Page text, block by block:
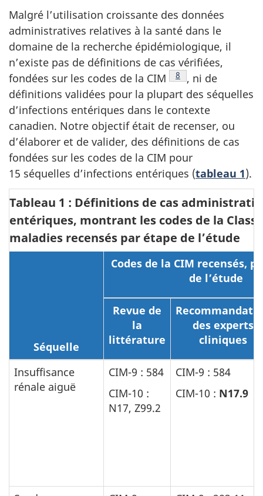
Malgré l’utilisation croissante des données
administratives relatives à la santé dans le
domaine de la recherche épidémiologique, il
n’existe pas de définitions de cas vérifiées,
fondées sur les codes de la CIM
Note de bas de page
8
, ni de
définitions validées pour la plupart des séquelles
d’infections entériques dans le contexte
canadien. Notre objectif était de recenser, ou
d’élaborer et de valider, des définitions de cas
fondées sur les codes de la CIM pour
15 séquelles d’infections entériques (tableau 1).
Tableau 1 : Définitions de cas
entériques, montrant les codes de la
maladies recensés par étape de l’étude
Séquelle
Codes de la CIM recensés,
de l’étude
Revue de
la
littérature
des experts
cliniques
Insuffisance
rénale aiguë
CIM-9 : 584
CIM-10 :
N17, Z99.2
CIM-9 : 584
CIM-10 : N17.9